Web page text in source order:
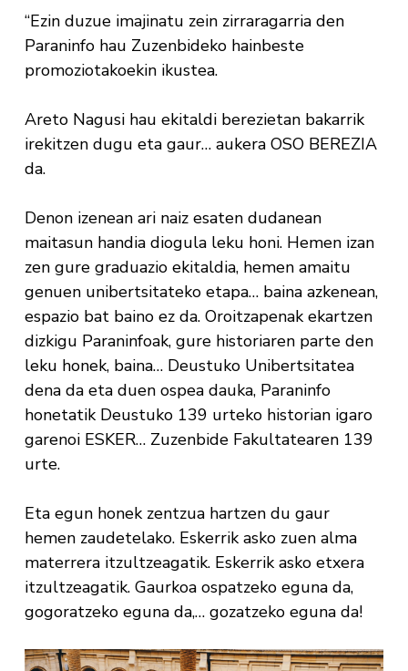
“Ezin duzue imajinatu zein zirraragarria den
Paraninfo hau Zuzenbideko hainbeste
promoziotakoekin ikustea.
Areto Nagusi hau ekitaldi berezietan bakarrik
irekitzen dugu eta gaur… aukera OSO BEREZIA
da.
Denon izenean ari naiz esaten dudanean
maitasun handia diogula leku honi. Hemen izan
zen gure graduazio ekitaldia, hemen amaitu
genuen unibertsitateko etapa… baina azkenean,
espazio bat baino ez da. Oroitzapenak ekartzen
dizkigu Paraninfoak, gure historiaren parte den
leku honek, baina… Deustuko Unibertsitatea
dena da eta duen ospea dauka, Paraninfo
honetatik Deustuko 139 urteko historian igaro
garenoi ESKER… Zuzenbide Fakultatearen 139
urte.
Eta egun honek zentzua hartzen du gaur
hemen zaudetelako. Eskerrik asko zuen alma
materrera itzultzeagatik. Eskerrik asko etxera
itzultzeagatik. Gaurkoa ospatzeko eguna da,
gogoratzeko eguna da,… gozatzeko eguna da!